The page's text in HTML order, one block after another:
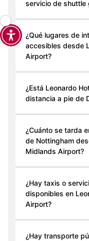
servicio de shuttle
¿Qué lugares de
accesibles desde
Airport?
¿Está Leonardo
distancia a pie de
¿Cuánto se tarda
de Nottingham
Midlands Airport?
¿Hay taxis o
disponibles en
Airport?
¿Hay transporte